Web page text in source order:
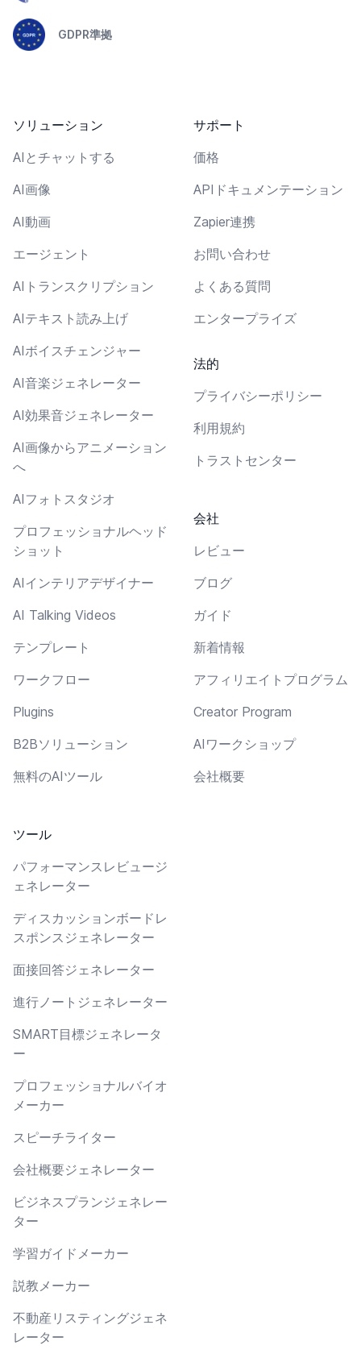
GDPR準拠
ソリューション
AIとチャットする
AI画像
AI動画
エージェント
AIトランスクリプション
AIテキスト読み上げ
AIボイスチェンジャー
AI音楽ジェネレーター
AI効果音ジェネレーター
AI画像からアニメーション
へ
AIフォトスタジオ
プロフェッショナルヘッド
ショット
AIインテリアデザイナー
AI Talking Videos
テンプレート
ワークフロー
Plugins
B2Bソリューション
無料のAIツール
ツール
パフォーマンスレビュージ
ェネレーター
ディスカッションボードレ
スポンスジェネレーター
面接回答ジェネレーター
進行ノートジェネレーター
SMART目標ジェネレータ
ー
プロフェッショナルバイオ
メーカー
スピーチライター
会社概要ジェネレーター
ビジネスプランジェネレー
ター
学習ガイドメーカー
説教メーカー
不動産リスティングジェネ
レーター
サポート
価格
APIドキュメンテーション
Zapier連携
お問い合わせ
よくある質問
エンタープライズ
法的
プライバシーポリシー
利用規約
トラストセンター
会社
レビュー
ブログ
ガイド
新着情報
アフィリエイトプログラム
Creator Program
AIワークショップ
会社概要